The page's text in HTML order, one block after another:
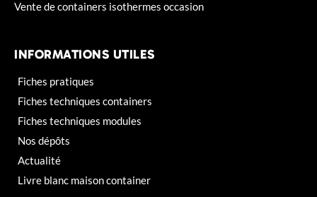
Vente de containers isothermes occasion
INFORMATIONS UTILES
Fiches pratiques
Fiches techniques containers
Fiches techniques modules
Nos dépôts
Actualité
Livre blanc maison container